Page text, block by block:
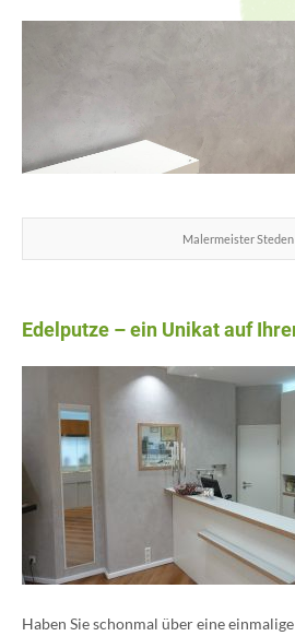
Malermeister Steden
Edelputze – ein Unikat auf
Haben Sie schonmal über eine